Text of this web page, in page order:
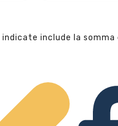
include la somma